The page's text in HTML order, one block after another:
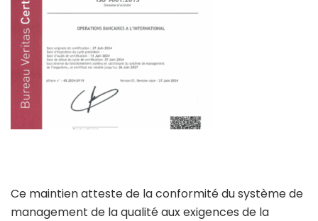
Ce maintien atteste de la conformité du système de
management de la qualité aux exigences de la